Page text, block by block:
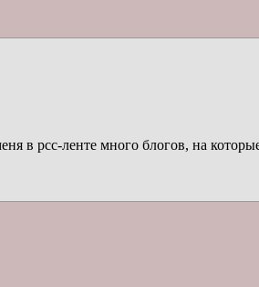
в рсс-ленте много блогов, на